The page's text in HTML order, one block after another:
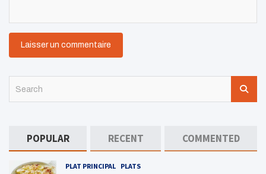
POPULAR RECENT COMMENTED
PLAT PRINCIPAL PLATS